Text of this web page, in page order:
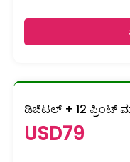
ಡಿಜಿಟಲ್ + 12 ಪ್ರಿಂಟ್
USD79